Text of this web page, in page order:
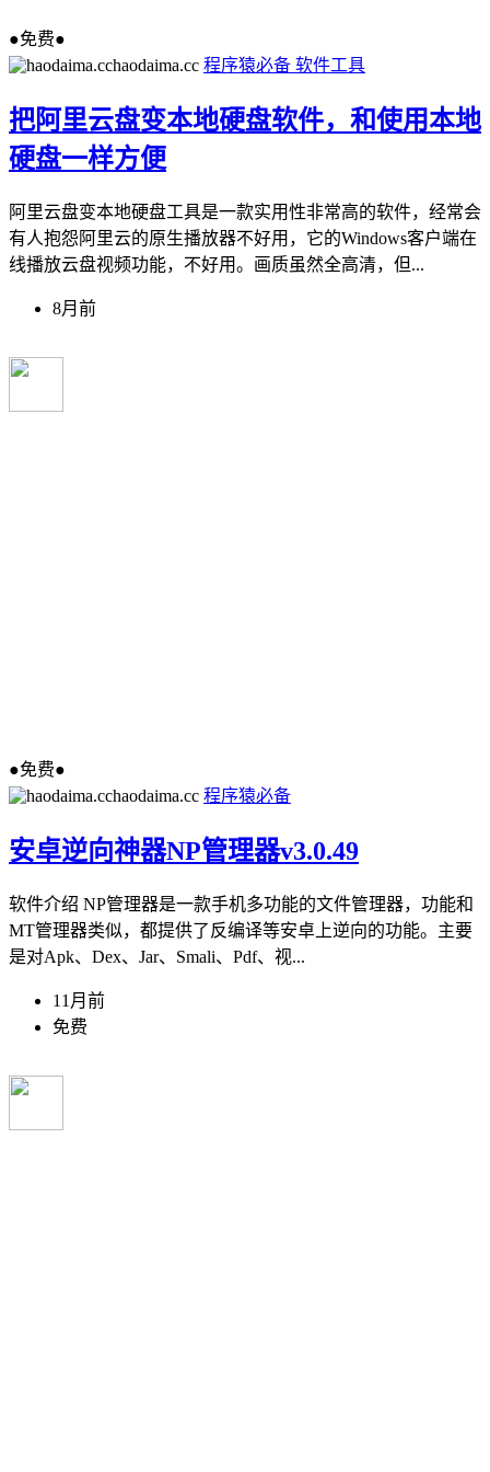
●免费●
haodaima.cc 程序猿必备 软件工具
把阿里云盘变本地硬盘软件，和使用本地
硬盘一样方便
阿里云盘变本地硬盘工具是一款实用性非常高的软件，经常会
有人抱怨阿里云的原生播放器不好用，它的Windows客户端在
线播放云盘视频功能，不好用。画质虽然全高清，但...
8月前
●免费●
haodaima.cc 程序猿必备
安卓逆向神器NP管理器v3.0.49
软件介绍 NP管理器是一款手机多功能的文件管理器，功能和
MT管理器类似，都提供了反编译等安卓上逆向的功能。主要
是对Apk、Dex、Jar、Smali、Pdf、视...
11月前
免费